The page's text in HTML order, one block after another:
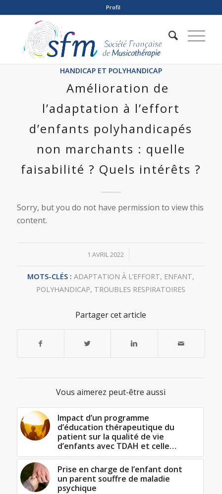
Profil
HANDICAP ET POLYHANDICAP
Amélioration de
l’adaptation à l’effort
d’enfants polyhandicapés
non marchants : quelle
faisabilité ? Quels intérêts ?
Sorry, but you do not have permission to view this
content.
1 AVRIL 2022
/
MOTS-CLÉS : ADAPTATION À L’EFFORT, ENFANT,
POLYHANDICAP, TROUBLES RESPIRATOIRES
Partager cet article
Vous aimerez peut-être aussi
Impact d’un programme
d’éducation thérapeutique du
patient sur la qualité de vie
d’enfants avec TDAH et celle…
Prise en charge de l’enfant dont
un parent souffre de maladie
psychique